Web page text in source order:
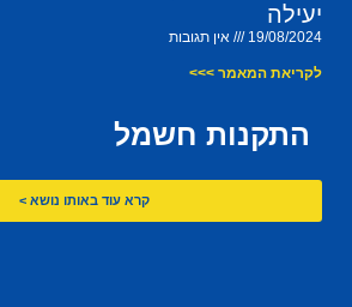
יעילה
19/08/2024 אין תגובות
לקריאת המאמר >>>
התקנות חשמל
קרא עוד באותו נושא >